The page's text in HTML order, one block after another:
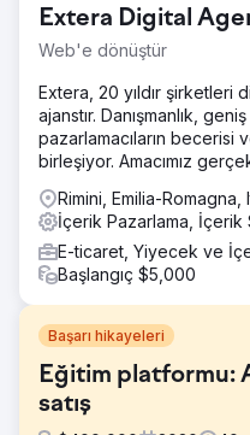
Extera Digital
Web'e dönüştür
Extera, 20 yıldır şirketleri
ajanstır. Danışmanlık,
pazarlamacıların becerisi
birleşiyor. Amacımız
Rimini, Emilia-Romagna,
İçerik Pazarlama, İçerik
E-ticaret, Yiyecek ve
Başlangıç $5,000
Başarı hikayeleri
Eğitim platformu:
satış